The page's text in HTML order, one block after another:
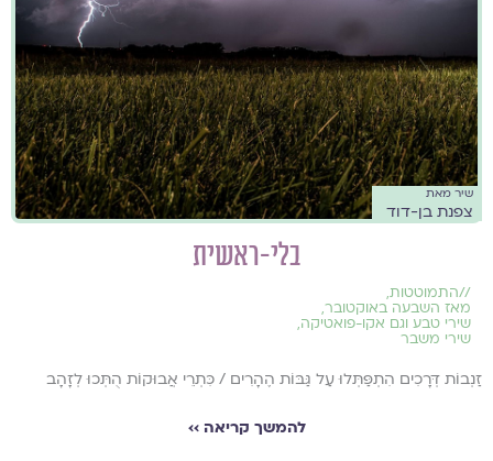
שיר מאת
צפנת בן-דוד
בלי-ראשית
//התמוטטות,
מאז השבעה באוקטובר,
שירי טבע וגם אקו-פואטיקה,
שירי משבר
זַנְבוֹת דְּרָכִים הִתְפַּתְּלוּ עַל גַּבּוֹת הֶהָרִים / כִּתְרֵי אֲבוּקוֹת הֻתְּכוּ לְזָהָב
להמשך קריאה ››